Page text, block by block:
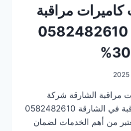
مراقبة
مراقبة الشارقة شركة
0582482610
تعتبر من أهم الخدمات لضمان